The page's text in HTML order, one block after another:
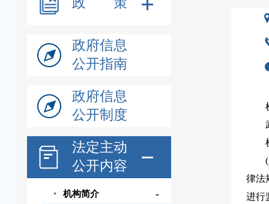
政府信息
公开指南
政府信息
公开制度
法定主动
公开内容
机构简介 -
律法
进行